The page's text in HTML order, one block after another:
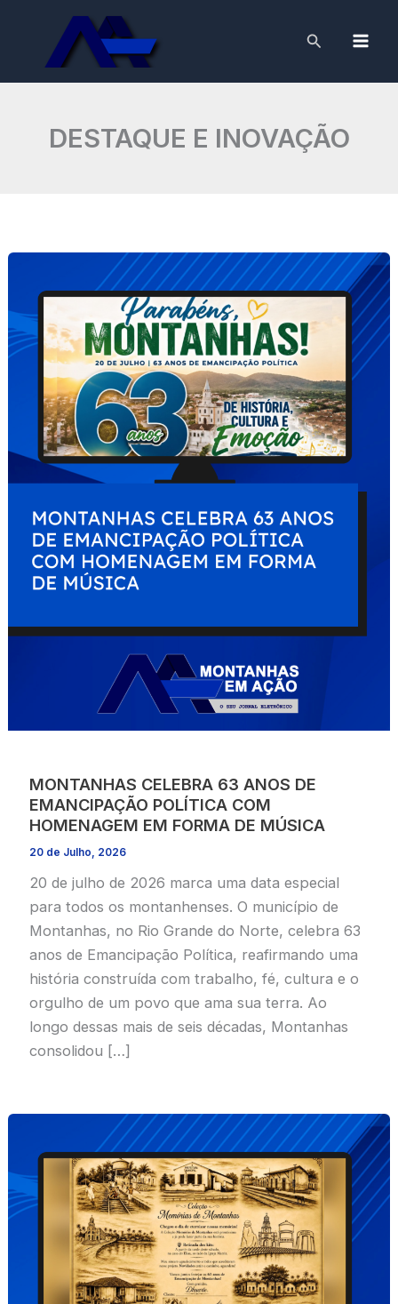
content
Search
DESTAQUE E INOVAÇÃO
MONTANHAS CELEBRA 63 ANOS DE
EMANCIPAÇÃO POLÍTICA COM
HOMENAGEM EM FORMA DE MÚSICA
20 de Julho, 2026
20 de julho de 2026 marca uma data especial
para todos os montanhenses. O município de
Montanhas, no Rio Grande do Norte, celebra 63
anos de Emancipação Política, reafirmando uma
história construída com trabalho, fé, cultura e o
orgulho de um povo que ama sua terra. Ao
longo dessas mais de seis décadas, Montanhas
consolidou […]